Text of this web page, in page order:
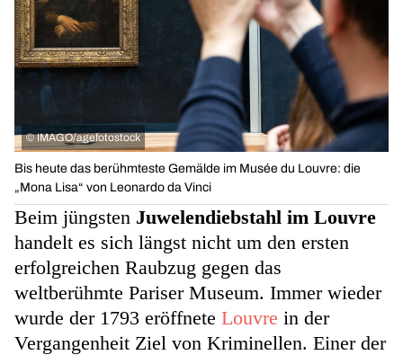
© IMAGO/agefotostock
Bis heute das berühmteste Gemälde im Musée du Louvre: die
„Mona Lisa“ von Leonardo da Vinci
Beim jüngsten Juwelendiebstahl im Louvre
handelt es sich längst nicht um den ersten
erfolgreichen Raubzug gegen das
weltberühmte Pariser Museum. Immer wieder
wurde der 1793 eröffnete Louvre in der
Vergangenheit Ziel von Kriminellen. Einer der